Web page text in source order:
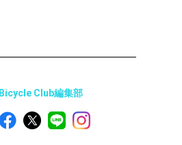
Bicycle Club編集部